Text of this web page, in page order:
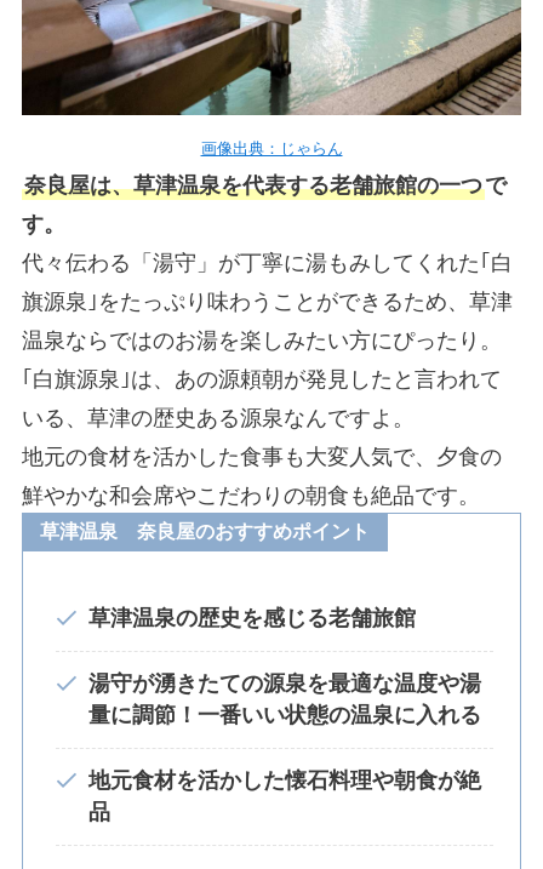
画像出典：じゃらん
奈良屋は、草津温泉を代表する老舗旅館の一つで
す。
代々伝わる「湯守」が丁寧に湯もみしてくれた｢白
旗源泉｣をたっぷり味わうことができるため、草津
温泉ならではのお湯を楽しみたい方にぴったり。
｢白旗源泉｣は、あの源頼朝が発見したと言われて
いる、草津の歴史ある源泉なんですよ。
地元の食材を活かした食事も大変人気で、夕食の
鮮やかな和会席やこだわりの朝食も絶品です。
草津温泉 奈良屋のおすすめポイント
草津温泉の歴史を感じる老舗旅館
湯守が湧きたての源泉を最適な温度や湯
量に調節！一番いい状態の温泉に入れる
地元食材を活かした懐石料理や朝食が絶
品